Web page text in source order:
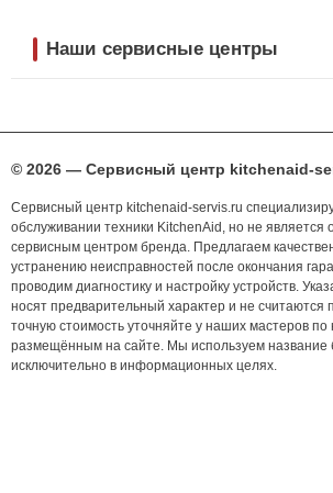
Наши сервисные центры
© 2026 — Сервисный центр kitchenaid-
Сервисный центр kitchenaid-servis.ru
обслуживании техники KitchenAid, но не
сервисным центром бренда. Предлагаем
устранению неисправностей после окончания
проводим диагностику и настройку устройств.
носят предварительный характер и не
точную стоимость уточняйте у наших мастеров
размещённым на сайте. Мы используем название
исключительно в информационных целях.